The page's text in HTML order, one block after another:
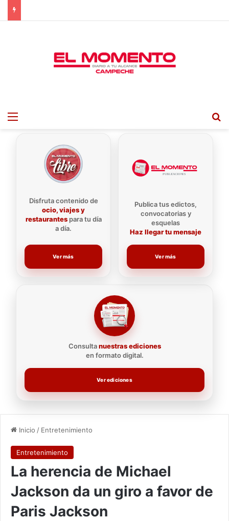
Menu
Disfruta contenido de
ocio, viajes y
restaurantespara tu día
a día.
Ver más
Consultanuestras ediciones
en formato digital.
Ver ediciones
Publica tus edictos,
convocatorias y
esquelas
Haz llegar tu mensaje
Ver más
Inicio / Entretenimiento
Entretenimiento
La herencia de Michael
Jackson da un giro a favor de
Paris Jackson